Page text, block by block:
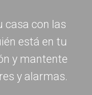
casa con las
está en tu
y mantente
y alarmas.